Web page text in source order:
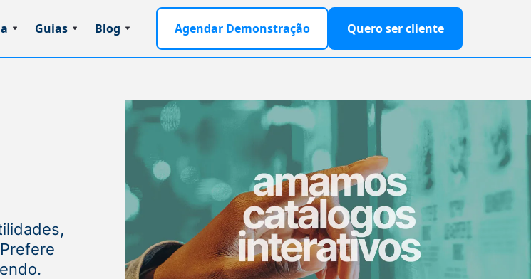
Guias Blog Agendar Demonstração Quero ser cliente